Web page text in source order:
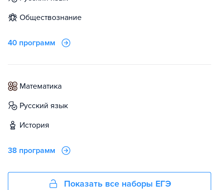
обществознание
40 программ
математика
русский язык
история
38 программ
Показать все наборы ЕГЭ